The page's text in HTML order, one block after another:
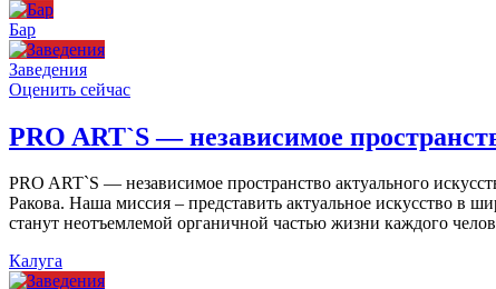
Бар
Заведения
Оценить сейчас
PRO ART`S — независимое
PRO ART`S — независимое пространство актуального
Ракова. Наша миссия – представить актуальное искусство в
станут неотъемлемой органичной частью жизни каждого
Калуга